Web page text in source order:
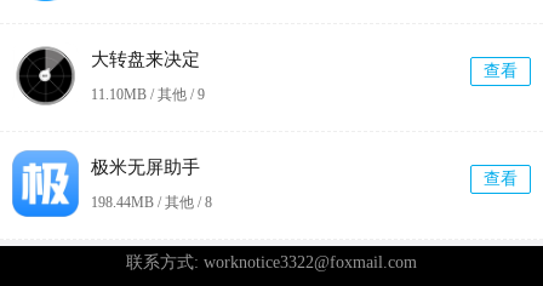
大转盘来决定
11.10MB / 其他 /9
查看
极米无屏助手
198.44MB / 其他 /8
查看
联系方式: worknotice3322@foxmail.com